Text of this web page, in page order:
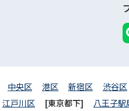
中央区 港区 新宿区 渋谷区
江戸川区 [東京都下] 八王子駅